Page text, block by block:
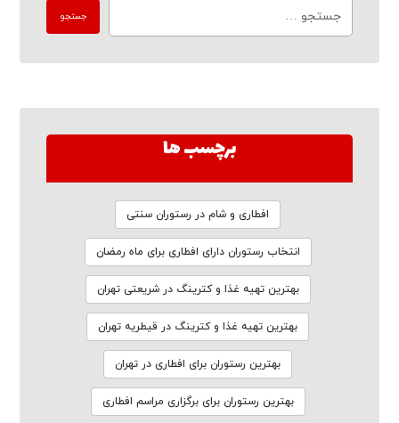
برچسب ها
افطاری و شام در رستوران سنتی
انتخاب رستوران دارای افطاری برای ماه رمضان
بهترین تهیه غذا و کترینگ در شریعتی تهران
بهترین تهیه غذا و کترینگ در قیطریه تهران
بهترین رستوران برای افطاری در تهران
بهترین رستوران برای برگزاری مراسم افطاری